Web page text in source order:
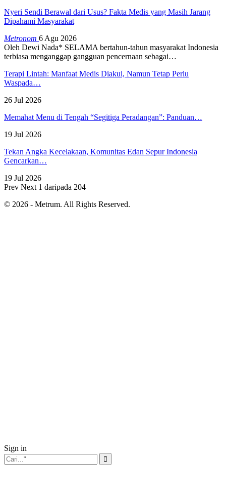
Nyeri Sendi Berawal dari Usus? Fakta Medis yang Masih Jarang
Dipahami Masyarakat
Metronom 6 Agu 2026
Oleh Dewi Nada* SELAMA bertahun-tahun masyarakat Indonesia
terbiasa menganggap gangguan pencernaan sebagai…
Terapi Lintah: Manfaat Medis Diakui, Namun Tetap Perlu
Waspada…
26 Jul 2026
Memahat Menu di Tengah “Segitiga Peradangan”: Panduan…
19 Jul 2026
Tekan Angka Kecelakaan, Komunitas Edan Sepur Indonesia
Gencarkan…
19 Jul 2026
Prev Next 1 daripada 204
© 2026 - Metrum. All Rights Reserved.
Sign in